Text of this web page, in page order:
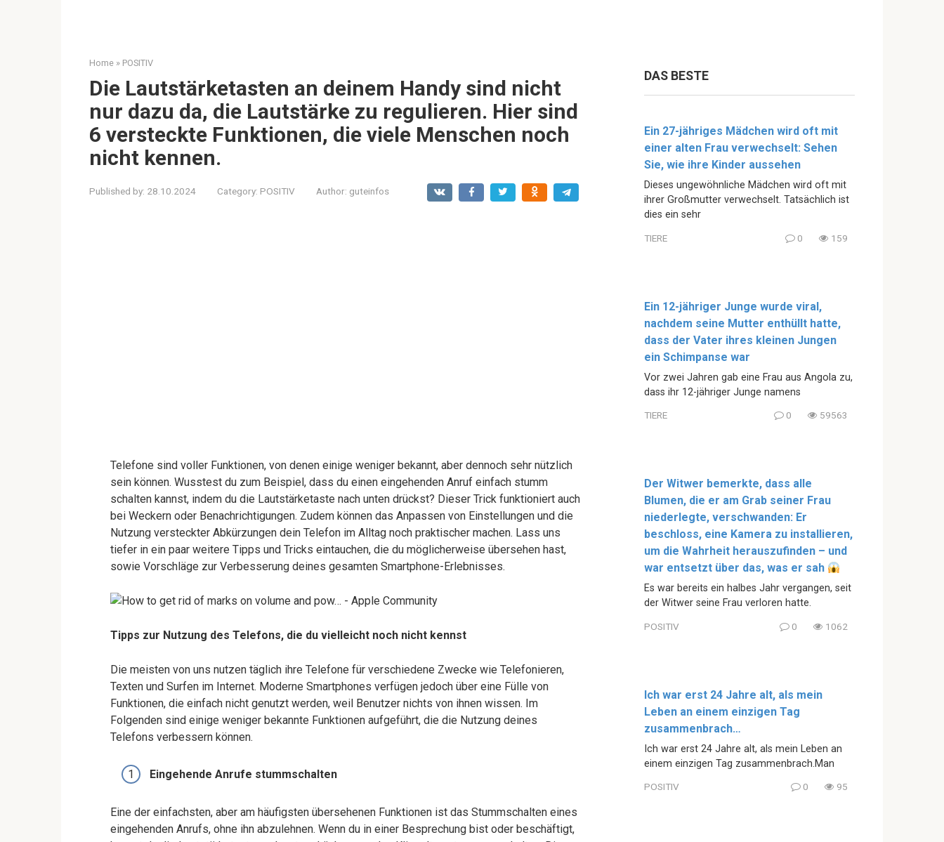
Home » POSITIV
Die Lautstärketasten an deinem Handy sind nicht
nur dazu da, die Lautstärke zu regulieren. Hier sind
6 versteckte Funktionen, die viele Menschen noch
nicht kennen.
Published by: 28.10.2024 Category: POSITIV Author: guteinfos
Telefone sind voller Funktionen, von denen einige weniger bekannt, aber dennoch sehr nützlich
sein können. Wusstest du zum Beispiel, dass du einen eingehenden Anruf einfach stumm
schalten kannst, indem du die Lautstärketaste nach unten drückst? Dieser Trick funktioniert auch
bei Weckern oder Benachrichtigungen. Zudem können das Anpassen von Einstellungen und die
Nutzung versteckter Abkürzungen dein Telefon im Alltag noch praktischer machen. Lass uns
tiefer in ein paar weitere Tipps und Tricks eintauchen, die du möglicherweise übersehen hast,
sowie Vorschläge zur Verbesserung deines gesamten Smartphone-Erlebnisses.
Tipps zur Nutzung des Telefons, die du vielleicht noch nicht kennst
Die meisten von uns nutzen täglich ihre Telefone für verschiedene Zwecke wie Telefonieren,
Texten und Surfen im Internet. Moderne Smartphones verfügen jedoch über eine Fülle von
Funktionen, die einfach nicht genutzt werden, weil Benutzer nichts von ihnen wissen. Im
Folgenden sind einige weniger bekannte Funktionen aufgeführt, die die Nutzung deines
Telefons verbessern können.
Eingehende Anrufe stummschalten
Eine der einfachsten, aber am häufigsten übersehenen Funktionen ist das Stummschalten eines
eingehenden Anrufs, ohne ihn abzulehnen. Wenn du in einer Besprechung bist oder beschäftigt,
DAS BESTE
Ein 27-jähriges Mädchen wird oft mit
einer alten Frau verwechselt: Sehen
Sie, wie ihre Kinder aussehen
Dieses ungewöhnliche Mädchen wird oft mit
ihrer Großmutter verwechselt. Tatsächlich ist
dies ein sehr
TIERE 0 159
Ein 12-jähriger Junge wurde viral,
nachdem seine Mutter enthüllt hatte,
dass der Vater ihres kleinen Jungen
ein Schimpanse war
Vor zwei Jahren gab eine Frau aus Angola zu,
dass ihr 12-jähriger Junge namens
TIERE 0 59563
Der Witwer bemerkte, dass alle
Blumen, die er am Grab seiner Frau
niederlegte, verschwanden: Er
beschloss, eine Kamera zu installieren,
um die Wahrheit herauszufinden – und
war entsetzt über das, was er sah
Es war bereits ein halbes Jahr vergangen, seit
der Witwer seine Frau verloren hatte.
POSITIV 0 1062
Ich war erst 24 Jahre alt, als mein
Leben an einem einzigen Tag
zusammenbrach…
Ich war erst 24 Jahre alt, als mein Leben an
einem einzigen Tag zusammenbrach.Man
POSITIV 0 95